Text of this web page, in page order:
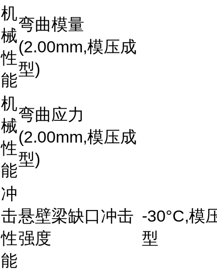
机
械
性
能
弯曲模量
(2.00mm,模压成
型)
机
械
性
能
弯曲应力
(2.00mm,模压成
型)
冲
击
性
能
悬壁梁缺口冲击
强度
-30°C,模
型